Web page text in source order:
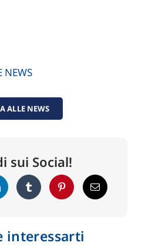
NEWS
ALLE NEWS
sui Social!
interessarti